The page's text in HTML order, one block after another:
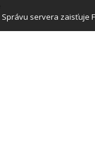
Správu servera zaisťuje